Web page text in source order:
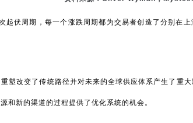
起伏周期，每一个涨跌周期都为交易者创造了分别在上
塑改变了传统路径并对未来的全球供应体系产生了重大
和新的渠道的过程提供了优化系统的机会。